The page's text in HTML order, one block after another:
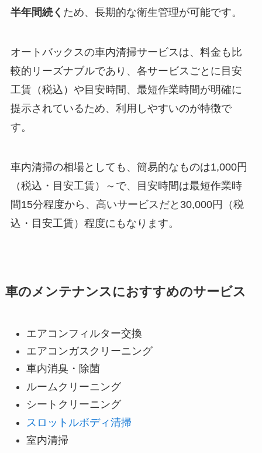
半年間続く ため、長期的な衛生管理が可能です。
オートバックスの車内清掃サービスは、料金も比
較的リーズナブルであり、各サービスごとに目安
工賃（税込）や目安時間、最短作業時間が明確に
提示されているため、利用しやすいのが特徴で
す。
車内清掃の相場としても、簡易的なものは1,000円
（税込・目安工賃）～で、目安時間は最短作業時
間15分程度から、高いサービスだと30,000円（税
込・目安工賃）程度にもなります。
車のメンテナンスにおすすめのサービス
エアコンフィルター交換
エアコンガスクリーニング
車内消臭・除菌
ルームクリーニング
シートクリーニング
スロットルボディ清掃
室内清掃